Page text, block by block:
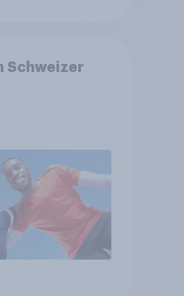
Schweizer